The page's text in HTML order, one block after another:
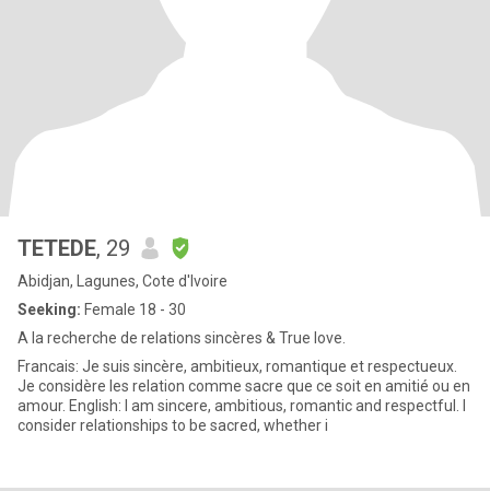
TETEDE, 29
Abidjan, Lagunes, Cote d'Ivoire
Seeking: Female 18 - 30
A la recherche de relations sincères & True love.
Francais: Je suis sincère, ambitieux, romantique et respectueux.
Je considère les relation comme sacre que ce soit en amitié ou en
amour. English: I am sincere, ambitious, romantic and respectful. I
consider relationships to be sacred, whether i